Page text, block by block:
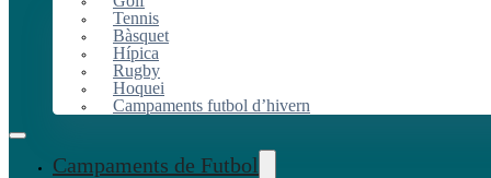
Tennis
Bàsquet
Hípica
Rugby
Hoquei
Campaments futbol d’hivern
Campaments de Futbol